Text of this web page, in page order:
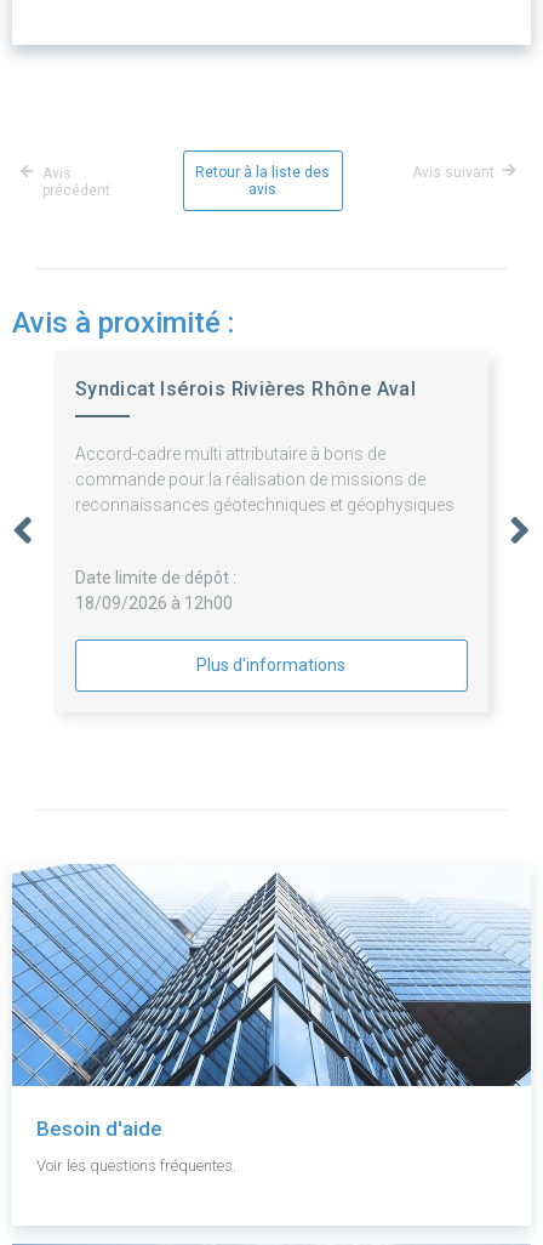
Avis
précédent
Retour à la liste des
avis
Avis suivant
Avis à proximité :
Syndicat Isérois Rivières Rhône Aval
Accord-cadre multi attributaire à bons de
commande pour la réalisation de missions de
reconnaissances géotechniques et géophysiques
Date limite de dépôt :
18/09/2026 à 12h00
Plus d'informations
Besoin d'aide
Voir les questions fréquentes.